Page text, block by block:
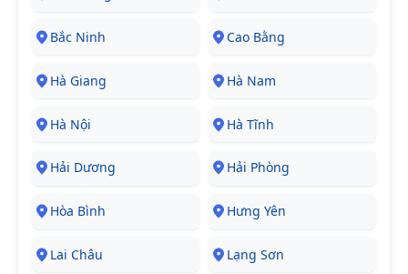
Bắc Ninh Cao Bằng
Hà Giang Hà Nam
Hà Nội Hà Tĩnh
Hải Dương Hải Phòng
Hòa Bình Hưng Yên
Lai Châu Lạng Sơn